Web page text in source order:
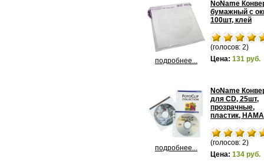
подробнее...
NoName
бумажный с
100шт, клей
(голосов: 2)
Цена: 131 руб.
подробнее...
NoName
для CD, 25шт,
прозрачные,
пластик, HAMA
(голосов: 2)
Цена: 134 руб.